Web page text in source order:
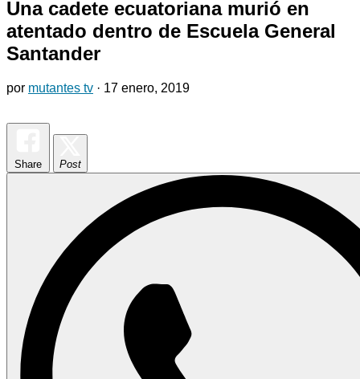
Una cadete ecuatoriana murió en
atentado dentro de Escuela General
Santander
por mutantes tv · 17 enero, 2019
Share Post